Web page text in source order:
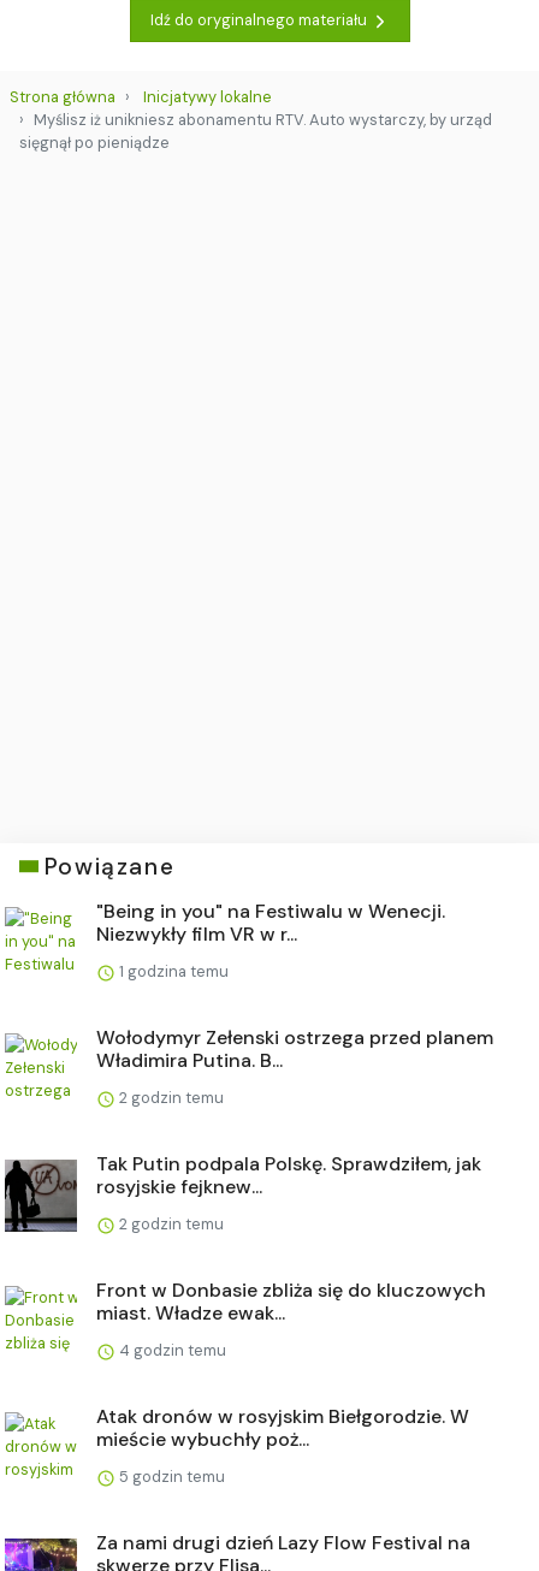
Idź do oryginalnego materiału
Strona główna
Inicjatywy lokalne
Myślisz iż unikniesz abonamentu RTV. Auto wystarczy, by urząd
sięgnął po pieniądze
Powiązane
"Being in you" na Festiwalu w Wenecji.
Niezwykły film VR w r...
1 godzina temu
Wołodymyr Zełenski ostrzega przed planem
Władimira Putina. B...
2 godzin temu
Tak Putin podpala Polskę. Sprawdziłem, jak
rosyjskie fejknew...
2 godzin temu
Front w Donbasie zbliża się do kluczowych
miast. Władze ewak...
4 godzin temu
Atak dronów w rosyjskim Biełgorodzie. W
mieście wybuchły poż...
5 godzin temu
Za nami drugi dzień Lazy Flow Festival na
skwerze przy Flisa...